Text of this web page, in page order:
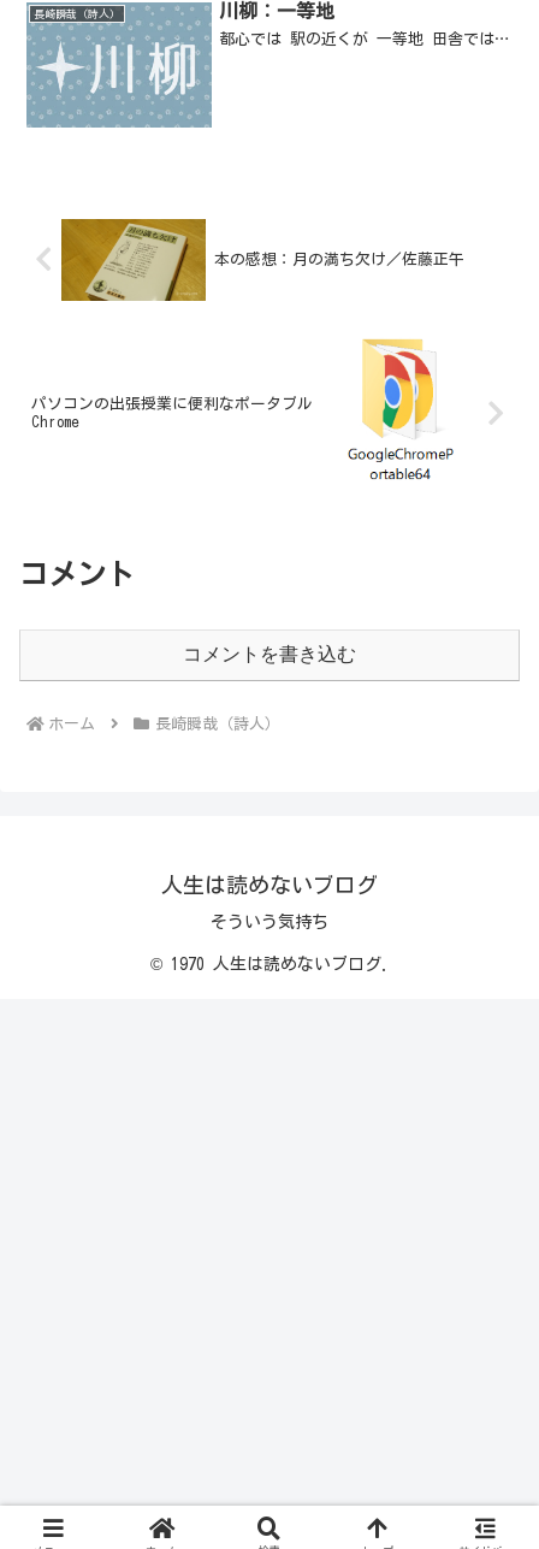
長崎瞬哉（詩人） 川柳：一等地
都心では 駅の近くが 一等地 田舎では…
本の感想：月の満ち欠け／佐藤正午
パソコンの出張授業に便利なポータブル
Chrome
コメント
コメントを書き込む
ホーム 長崎瞬哉（詩人）
人生は読めないブログ
そういう気持ち
© 1970 人生は読めないブログ.